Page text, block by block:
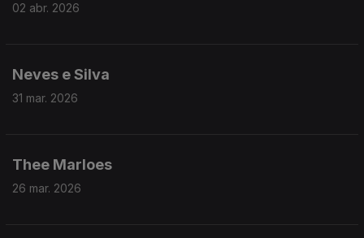
02 abr. 2026
Neves e Silva
31 mar. 2026
Thee Marloes
26 mar. 2026